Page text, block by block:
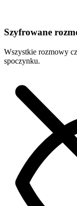
Szyfrowane
Wszystkie rozmowy
spoczynku.